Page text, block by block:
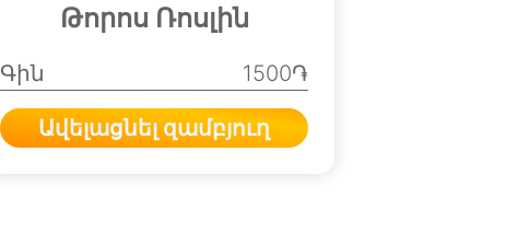
Թորոս Ռոսլին
Գին 1500֏
Ավելացնել զամբյուղ